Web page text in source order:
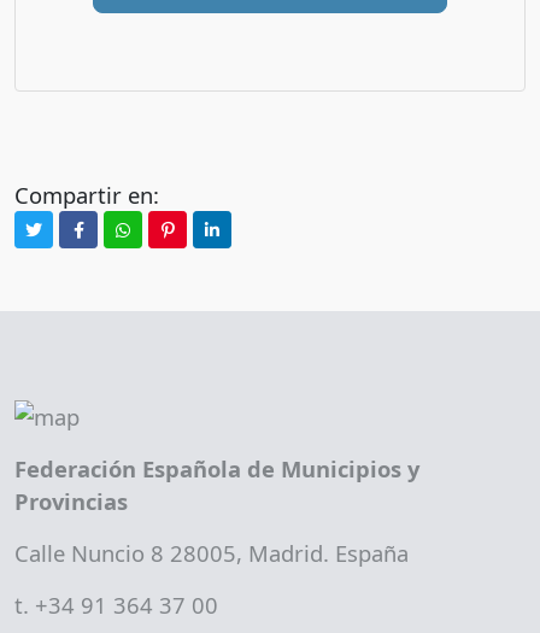
Compartir en:
Federación Española de Municipios y
Provincias
Calle Nuncio 8 28005, Madrid. España
t. +34 91 364 37 00